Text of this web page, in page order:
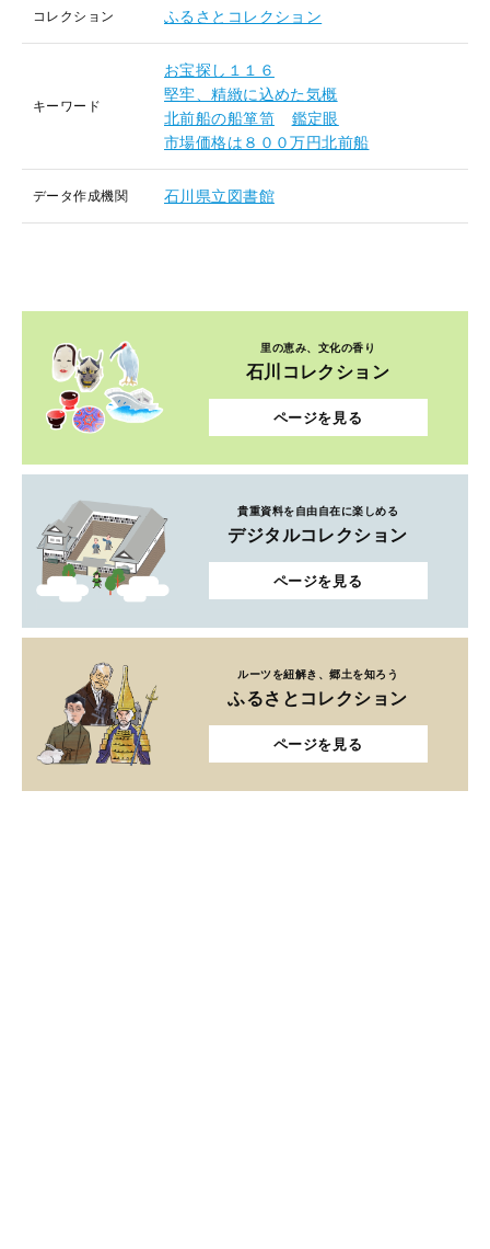
コレクション ふるさとコレクション
キーワード
お宝探し１１６
堅牢、精緻に込めた気概
北前船の船箪笥
鑑定眼
市場価格は８００万円北前船
データ作成機関 石川県立図書館
里の恵み、文化の香り
石川コレクション
ページを見る
貴重資料を自由自在に楽しめる
デジタルコレクション
ページを見る
ルーツを紐解き、郷土を知ろう
ふるさとコレクション
ページを見る